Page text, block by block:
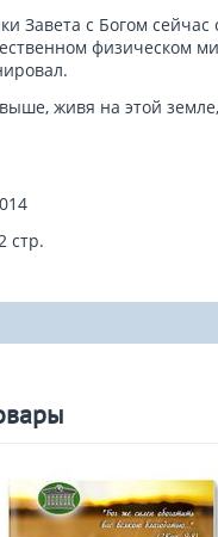
Завета с Богом
физическом
живя на этой
стр.